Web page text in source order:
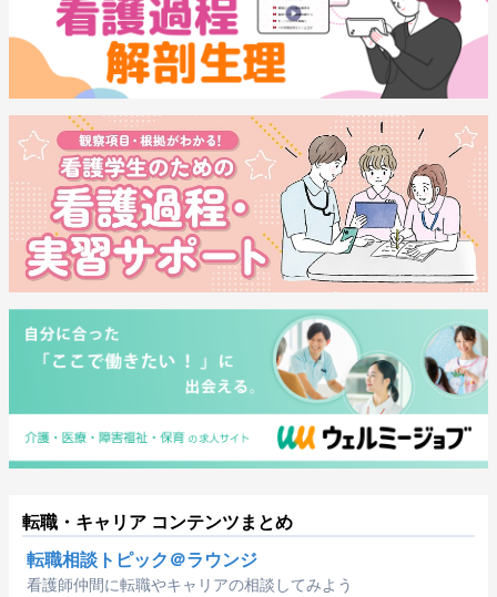
転職・キャリア コンテンツまとめ
転職相談トピック＠ラウンジ
看護師仲間に転職やキャリアの相談してみよう